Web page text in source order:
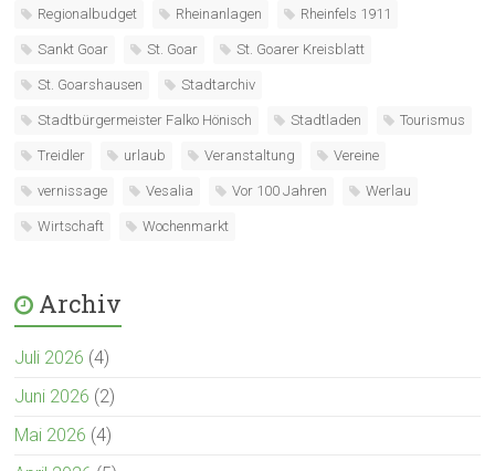
Regionalbudget Rheinanlagen Rheinfels 1911
Sankt Goar St. Goar St. Goarer Kreisblatt
St. Goarshausen Stadtarchiv
Stadtbürgermeister Falko Hönisch Stadtladen Tourismus
Treidler urlaub Veranstaltung Vereine
vernissage Vesalia Vor 100 Jahren Werlau
Wirtschaft Wochenmarkt
Archiv
Juli 2026 (4)
Juni 2026 (2)
Mai 2026 (4)